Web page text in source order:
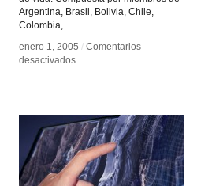
Argentina, Brasil, Bolivia, Chile,
Colombia,
enero 1, 2005 / Comentarios
desactivadosen
enero 1, 2005 / Comentarios
desactivadosen